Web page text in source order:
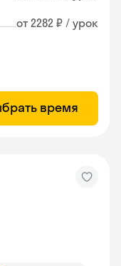
от 2282 ₽ / урок
время